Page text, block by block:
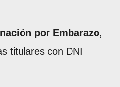
por Embarazo,
titulares con DNI